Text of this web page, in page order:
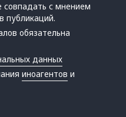
с мнением
публикаций.
обязательна
данных
иноагентов и